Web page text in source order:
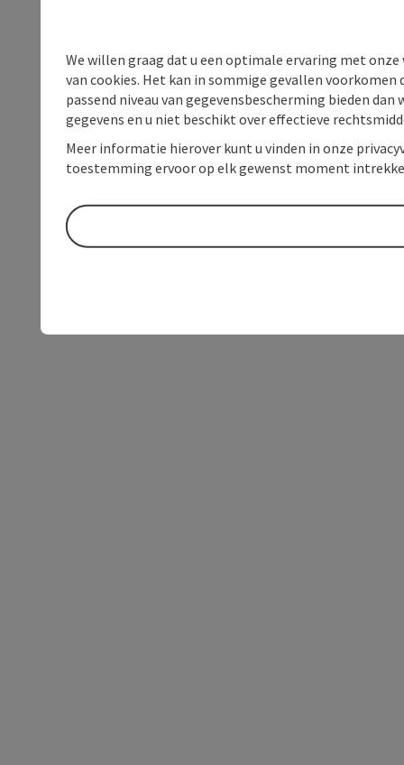
We willen graag dat u een optimale ervaring met
van cookies. Het kan in sommige gevallen voorkomen
passend niveau van gegevensbescherming bieden
gegevens en u niet beschikt over effectieve
Meer informatie hierover kunt u vinden in onze
toestemming ervoor op elk gewenst moment